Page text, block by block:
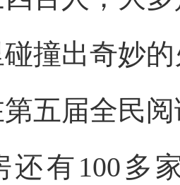
撞出奇妙
届全民阅
还有100多